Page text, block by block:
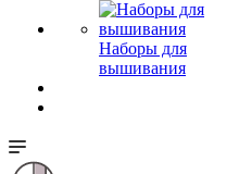
Наборы для
вышивания